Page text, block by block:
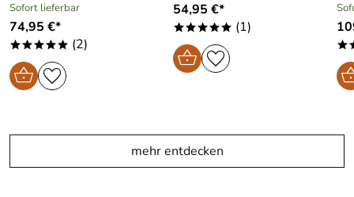
Sofort lieferbar
74,95 €*
***** (2)
54,95 €*
***** (1)
mehr entdecken